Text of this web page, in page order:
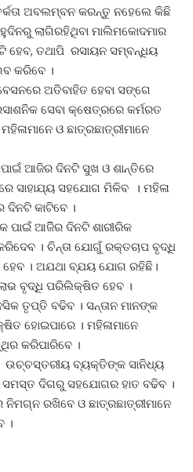
ଅବଲମ୍ବନ କରନ୍ତୁ ନହେଲେ କିଛି
ଲାଗିରହିଥିବା ମାଲିମକୋଦମାର
ହେବ, ତଥାପି ରସାୟନ ସମ୍ବନ୍ଧିୟ
କରିବେ ।
ଅତିବାହିତ ହେବା ସଙ୍ଗେ
ସେବା କ୍ଷେତ୍ରରେ କର୍ମରତ
ଓ ଛାତ୍ରଛାତ୍ରୀମାନେ
ଆଜିର ଦିନଟି ସୁଖ ଓ ଶାନ୍ତିରେ
ସାହାଯ୍ୟ ସହଯୋଗ ମିଳିବ । ମହିଳା
ଦିନଟି କାଟିବେ ।
ପାଇଁ ଆଜିିର ଦିନଟି ଶାରୀରିକ
। ଚିନ୍ତା ଯୋଗୁଁ ରକ୍ତଚାପ ବୃଦ୍ଧି
ହେବ । ଅଯଥା ବ୍ଯୟ ଯୋଗ ରହିଛି।
ବୃଦ୍ଧି ପରିଲିକ୍ଷିତ ହେବ ।
ତୃପ୍ତି ବଢିବ । ସନ୍ତାନ ମାନଙ୍କ
ହୋଇପାରେ । ମହିଳାମାନେ
କରିପାରିବେ ।
ବ୍ୟକ୍ତିଙ୍କ ସାନିଧ୍ୟ
ସମସ୍ତ ଦିଗରୁ ସହଯୋଗର ହାତ ବଢିବ ।
ନିମଗ୍ନ ରଖିବେ ଓ ଛାତ୍ରଛାତ୍ରୀମାନେ
।